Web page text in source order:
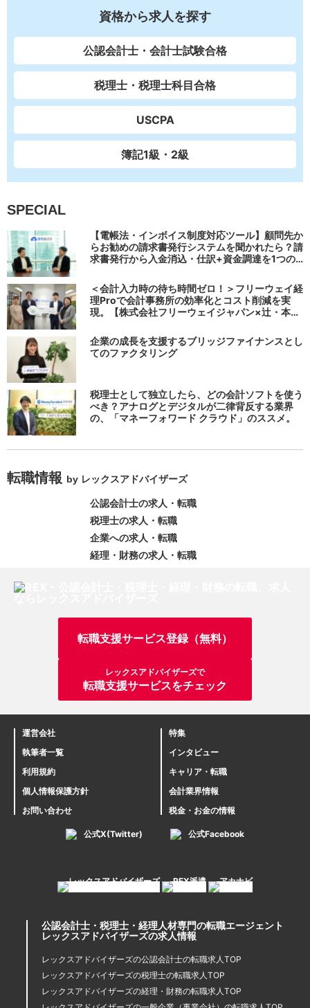
資格から求人を探す
公認会計士・会計士試験合格
税理士・税理士科目合格
USCPA
簿記1級・2級
SPECIAL
【電帳法・インボイス制度対応ツール】顧問先か
らお勧めの請求書発行システムを聞かれたら？請
求書発行から入金消込・仕訳+資金調達を1つの
＜会計入力時の待ち時間ゼロ！＞フリーウェイ経
理Proで会計事務所の効率化とコスト削減を実
現。【株式会社フリーウェイジャパン×辻・本郷
企業の成長を支援するブリッジファイナンスとし
てのファクタリング
税理士として独立したら、どの会計ソフトを使う
べき？アナログとデジタルが二律背反する業界
の、「マネーフォワード クラウド」のススメ。
転職情報 by レックスアドバイザーズ
公認会計士の求人・転職
税理士の求人・転職
企業への求人・転職
経理・財務の求人・転職
転職支援サービス登録（無料）
レックスアドバイザーズで
転職支援サービスをチェック
運営会社
執筆者一覧
利用規約
個人情報保護方針
お問い合わせ
特集
インタビュー
キャリア・転職
会計業界情報
税金・お金の情報
公式X(Twitter) 公式Facebook
公認会計士・税理士・経理人材専門の転職エージェント
レックスアドバイザーズの求人情報
レックスアドバイザーズの公認会計士の転職求人TOP
レックスアドバイザーズの税理士の転職求人TOP
レックスアドバイザーズの経理・財務の転職求人TOP